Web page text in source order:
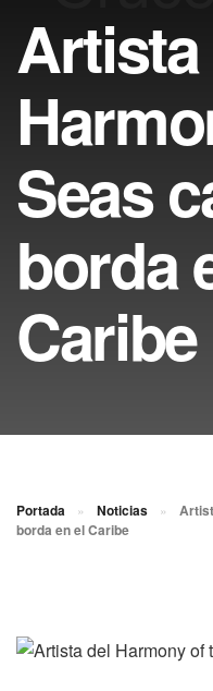
Seas
borda
Caribe
Portada » Noticias »
borda en el Caribe